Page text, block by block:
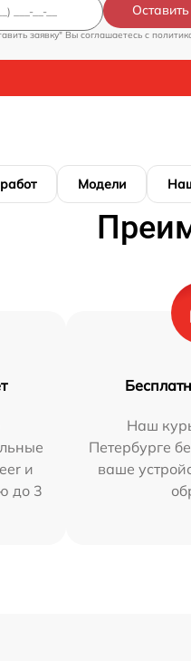
заявку" Вы соглашаетесь c
Модели
и
до 3
Наш
Петербурге
ваше